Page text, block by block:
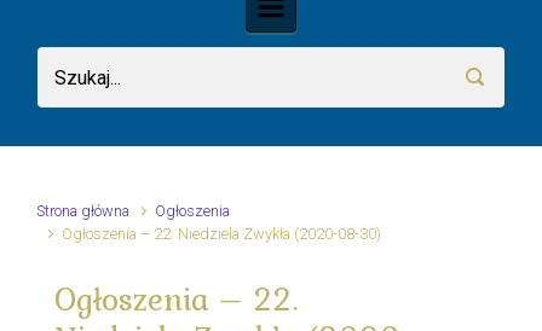
Strona główna
Ogłoszenia
Ogłoszenia – 22. Niedziela Zwykła (2020-08-30)
Ogłoszenia – 22.